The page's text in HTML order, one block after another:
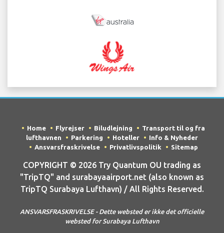
Home Flyrejser Biludlejning
Transport til og fra
lufthavnen
Parkering Hoteller
Info & Nyheder
Ansvarsfraskrivelse
Privatlivspolitik Sitemap
COPYRIGHT © 2026 Try Quantum OU trading as
"TripTQ" and surabayaairport.net (also known as
TripTQ Surabaya Lufthavn) / All Rights Reserved.
ANSVARSFRASKRIVELSE - Dette websted er ikke det officielle
websted for Surabaya Lufthavn